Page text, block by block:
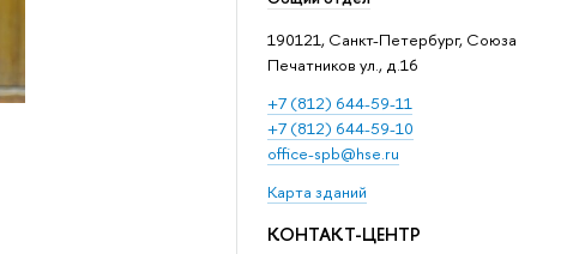
190121, Санкт-Петербург, Союза
Печатников ул., д.16
+7 (812) 644-59-11
+7 (812) 644-59-10
office-spb@hse.ru
Карта зданий
КОНТАКТ-ЦЕНТР